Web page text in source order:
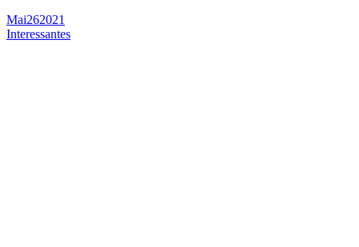
Mai262021
Interessantes